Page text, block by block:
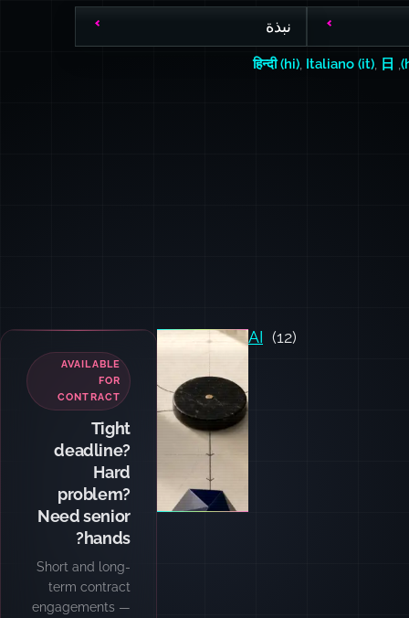
نبذة
हिन्दी (hi) Italiano (it)
日
AI (12)
AVAILABLE
FOR
CONTRACT
Tight
deadline?
Hard
problem?
Need senior
hands?
Short and long-
term contract
engagements —